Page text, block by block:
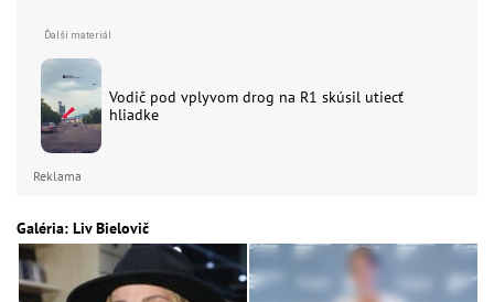
Vodič pod vplyvom drog na R1 skúsil utiecť
hliadke
Reklama
Galéria: Liv Bielovič